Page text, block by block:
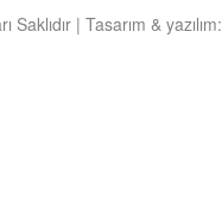
Saklıdır | Tasarım & yazılım: